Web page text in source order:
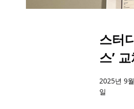
스터
스’
2025년 9
일